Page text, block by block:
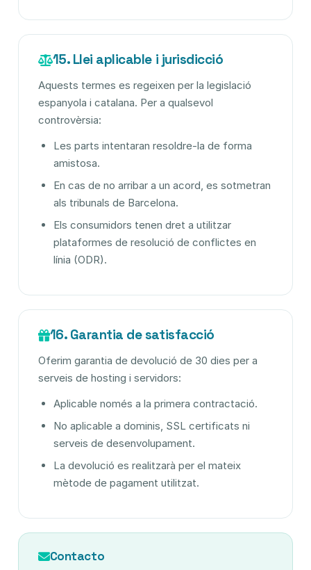
15. Llei aplicable i jurisdicció
Aquests termes es regeixen per la legislació
espanyola i catalana. Per a qualsevol
controvèrsia:
Les parts intentaran resoldre-la de forma
amistosa.
En cas de no arribar a un acord, es sotmetran
als tribunals de Barcelona.
Els consumidors tenen dret a utilitzar
plataformes de resolució de conflictes en
línia (ODR).
16. Garantia de satisfacció
Oferim garantia de devolució de 30 dies per a
serveis de hosting i servidors:
Aplicable només a la primera contractació.
No aplicable a dominis, SSL certificats ni
serveis de desenvolupament.
La devolució es realitzarà per el mateix
mètode de pagament utilitzat.
Contacto